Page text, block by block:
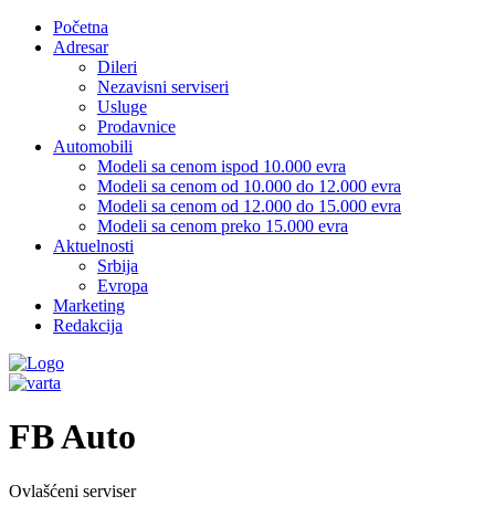
Početna
Adresar
Dileri
Nezavisni serviseri
Usluge
Prodavnice
Automobili
Modeli sa cenom ispod 10.000 evra
Modeli sa cenom od 10.000 do 12.000 evra
Modeli sa cenom od 12.000 do 15.000 evra
Modeli sa cenom preko 15.000 evra
Aktuelnosti
Srbija
Evropa
Marketing
Redakcija
FB Auto
Ovlašćeni serviser